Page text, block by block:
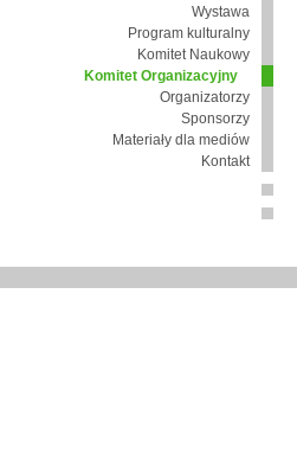
Wystawa
Program kulturalny
Komitet Naukowy
Komitet Organizacyjny
Organizatorzy
Sponsorzy
Materiały dla mediów
Kontakt